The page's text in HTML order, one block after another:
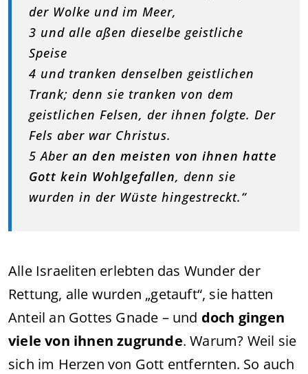
der Wolke und im Meer,
3 und alle aßen dieselbe geistliche
Speise
4 und tranken denselben geistlichen
Trank; denn sie tranken von dem
geistlichen Felsen, der ihnen folgte. Der
Fels aber war Christus.
5 Aber an den meisten von ihnen hatte
Gott kein Wohlgefallen, denn sie
wurden in der Wüste hingestreckt.“
Alle Israeliten erlebten das Wunder der
Rettung, alle wurden „getauft“, sie hatten
Anteil an Gottes Gnade – und doch gingen
viele von ihnen zugrunde. Warum? Weil sie
sich im Herzen von Gott entfernten. So auch